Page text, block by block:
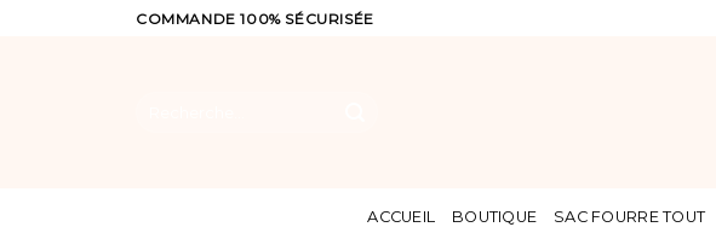
COMMANDE 100% SÉCURISÉE
ACCUEIL BOUTIQUE SAC FOURRE TOUT